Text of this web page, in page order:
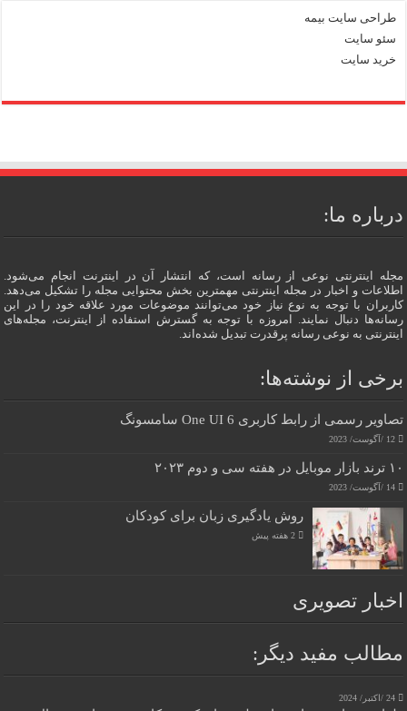
طراحی سایت بیمه
سئو سایت
خرید سایت
درباره ما:
مجله اینترنتی نوعی از رسانه است، که انتشار آن در اینترنت انجام می‌شود.
اطلاعات و اخبار در مجله اینترنتی مهمترین بخش محتوایی مجله را تشکیل می‌دهد.
کاربران با توجه به نوع نیاز خود می‌توانند موضوعات مورد علاقه خود را در این
رسانه‌ها دنبال نمایند. امروزه با توجه به گسترش استفاده از اینترنت، مجله‌های
اینترنتی به نوعی رسانه پرقدرت تبدیل شده‌اند.
برخی از نوشته‌ها:
تصاویر رسمی از رابط کاربری One UI 6 سامسونگ
12 /آگوست/ 2023
۱۰ ترند بازار موبایل در هفته سی و دوم ۲۰۲۳
14 /آگوست/ 2023
روش یادگیری زبان برای کودکان
2 هفته پیش
اخبار تصویری
مطالب مفید دیگر:
24 /اکتبر/ 2024